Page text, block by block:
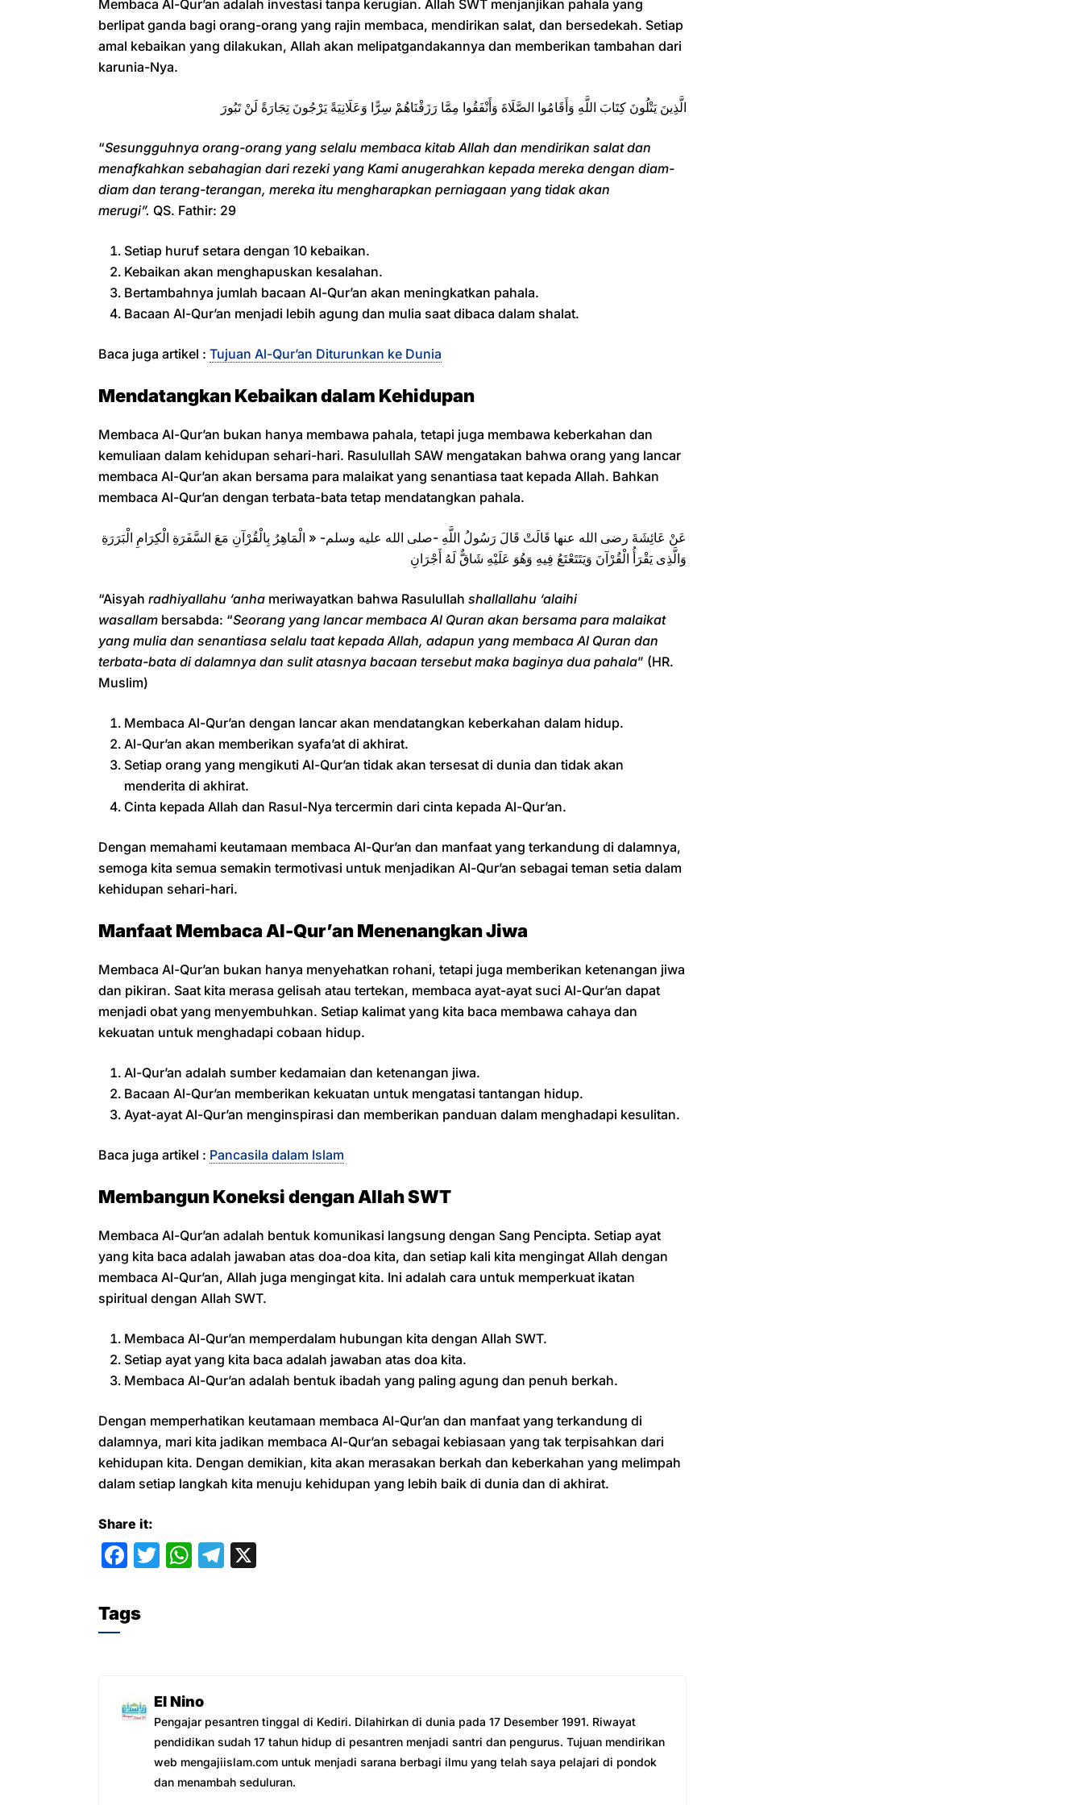
Membaca Al-Qur’an adalah investasi tanpa kerugian. Allah SWT menjanjikan pahala yang
berlipat ganda bagi orang-orang yang rajin membaca, mendirikan salat, dan bersedekah. Setiap
amal kebaikan yang dilakukan, Allah akan melipatgandakannya dan memberikan tambahan dari
karunia-Nya.
الَّذِينَ يَتْلُونَ كِتَابَ اللَّهِ وَأَقَامُوا الصَّلَاةَ وَأَنْفَقُوا مِمَّا رَزَقْنَاهُمْ سِرًّا وَعَلَانِيَةً يَرْجُونَ تِجَارَةً لَنْ تَبُورَ
“Sesungguhnya orang-orang yang selalu membaca kitab Allah dan mendirikan salat dan
menafkahkan sebahagian dari rezeki yang Kami anugerahkan kepada mereka dengan diam-
diam dan terang-terangan, mereka itu mengharapkan perniagaan yang tidak akan
merugi”. QS. Fathir: 29
Setiap huruf setara dengan 10 kebaikan.
Kebaikan akan menghapuskan kesalahan.
Bertambahnya jumlah bacaan Al-Qur’an akan meningkatkan pahala.
Bacaan Al-Qur’an menjadi lebih agung dan mulia saat dibaca dalam shalat.
Baca juga artikel : Tujuan Al-Qur’an Diturunkan ke Dunia
Mendatangkan Kebaikan dalam Kehidupan
Membaca Al-Qur’an bukan hanya membawa pahala, tetapi juga membawa keberkahan dan
kemuliaan dalam kehidupan sehari-hari. Rasulullah SAW mengatakan bahwa orang yang lancar
membaca Al-Qur’an akan bersama para malaikat yang senantiasa taat kepada Allah. Bahkan
membaca Al-Qur’an dengan terbata-bata tetap mendatangkan pahala.
عَنْ عَائِشَةَ رضى الله عنها قَالَتْ قَالَ رَسُولُ اللَّهِ -صلى الله عليه وسلم- « الْمَاهِرُ بِالْقُرْآنِ مَعَ السَّفَرَةِ الْكِرَامِ الْبَرَرَةِ
وَالَّذِى يَقْرَأُ الْقُرْآنَ وَيَتَتَعْتَعُ فِيهِ وَهُوَ عَلَيْهِ شَاقٌّ لَهُ أَجْرَانِ
“Aisyah radhiyallahu ‘anha meriwayatkan bahwa Rasulullah shallallahu ‘alaihi
wasallam bersabda: “Seorang yang lancar membaca Al Quran akan bersama para malaikat
yang mulia dan senantiasa selalu taat kepada Allah, adapun yang membaca Al Quran dan
terbata-bata di dalamnya dan sulit atasnya bacaan tersebut maka baginya dua pahala” (HR.
Muslim)
Membaca Al-Qur’an dengan lancar akan mendatangkan keberkahan dalam hidup.
Al-Qur’an akan memberikan syafa’at di akhirat.
Setiap orang yang mengikuti Al-Qur’an tidak akan tersesat di dunia dan tidak akan
menderita di akhirat.
Cinta kepada Allah dan Rasul-Nya tercermin dari cinta kepada Al-Qur’an.
Dengan memahami keutamaan membaca Al-Qur’an dan manfaat yang terkandung di dalamnya,
semoga kita semua semakin termotivasi untuk menjadikan Al-Qur’an sebagai teman setia dalam
kehidupan sehari-hari.
Manfaat Membaca Al-Qur’an Menenangkan Jiwa
Membaca Al-Qur’an bukan hanya menyehatkan rohani, tetapi juga memberikan ketenangan jiwa
dan pikiran. Saat kita merasa gelisah atau tertekan, membaca ayat-ayat suci Al-Qur’an dapat
menjadi obat yang menyembuhkan. Setiap kalimat yang kita baca membawa cahaya dan
kekuatan untuk menghadapi cobaan hidup.
Al-Qur’an adalah sumber kedamaian dan ketenangan jiwa.
Bacaan Al-Qur’an memberikan kekuatan untuk mengatasi tantangan hidup.
Ayat-ayat Al-Qur’an menginspirasi dan memberikan panduan dalam menghadapi kesulitan.
Baca juga artikel : Pancasila dalam Islam
Membangun Koneksi dengan Allah SWT
Membaca Al-Qur’an adalah bentuk komunikasi langsung dengan Sang Pencipta. Setiap ayat
yang kita baca adalah jawaban atas doa-doa kita, dan setiap kali kita mengingat Allah dengan
membaca Al-Qur’an, Allah juga mengingat kita. Ini adalah cara untuk memperkuat ikatan
spiritual dengan Allah SWT.
Membaca Al-Qur’an memperdalam hubungan kita dengan Allah SWT.
Setiap ayat yang kita baca adalah jawaban atas doa kita.
Membaca Al-Qur’an adalah bentuk ibadah yang paling agung dan penuh berkah.
Dengan memperhatikan keutamaan membaca Al-Qur’an dan manfaat yang terkandung di
dalamnya, mari kita jadikan membaca Al-Qur’an sebagai kebiasaan yang tak terpisahkan dari
kehidupan kita. Dengan demikian, kita akan merasakan berkah dan keberkahan yang melimpah
dalam setiap langkah kita menuju kehidupan yang lebih baik di dunia dan di akhirat.
Share it:
F
c
e
o
T
W
p
T
Tags
El Nino
Pengajar pesantren tinggal di Kediri. Dilahirkan di dunia pada 17 Desember 1991. Riwayat
pendidikan sudah 17 tahun hidup di pesantren menjadi santri dan pengurus. Tujuan mendirikan
web mengajiislam.com untuk menjadi sarana berbagi ilmu yang telah saya pelajari di pondok
dan menambah seduluran.